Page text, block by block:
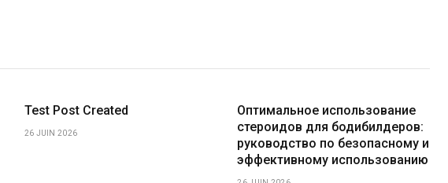
Test Post Created
26 JUIN 2026
Оптимальное использование
стероидов для бодибилдеров:
руководство по безопасному и
эффективному использованию